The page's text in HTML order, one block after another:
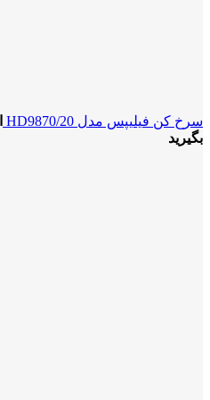
سرخ کن فیلیپس مدل HD9870/20
بگیرید